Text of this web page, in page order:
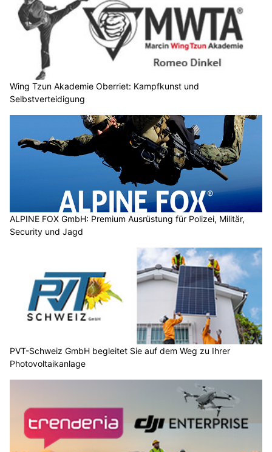
Wing Tzun Akademie Oberriet: Kampfkunst und
Selbstverteidigung
ALPINE FOX GmbH: Premium Ausrüstung für Polizei, Militär,
Security und Jagd
PVT-Schweiz GmbH begleitet Sie auf dem Weg zu Ihrer
Photovoltaikanlage